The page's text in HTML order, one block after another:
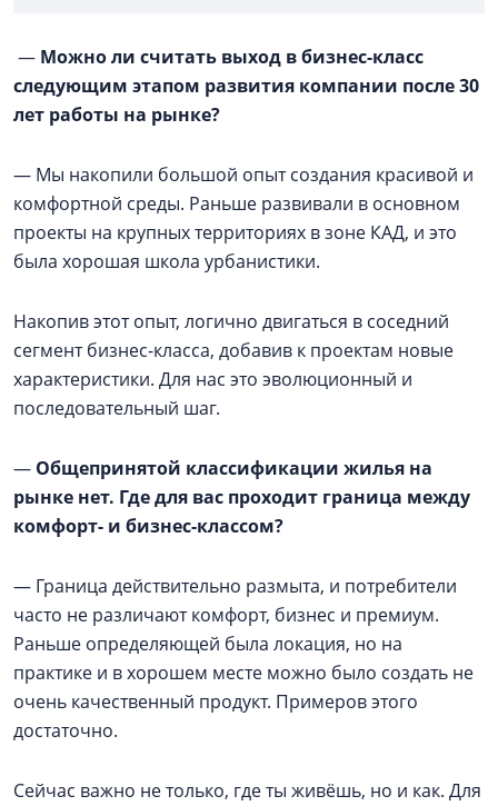
— Можно ли считать выход в бизнес-класс
следующим этапом развития компании после 30
лет работы на рынке?
— Мы накопили большой опыт создания красивой и
комфортной среды. Раньше развивали в основном
проекты на крупных территориях в зоне КАД, и это
была хорошая школа урбанистики.
Накопив этот опыт, логично двигаться в соседний
сегмент бизнес-класса, добавив к проектам новые
характеристики. Для нас это эволюционный и
последовательный шаг.
— Общепринятой классификации жилья на
рынке нет. Где для вас проходит граница между
комфорт- и бизнес-классом?
— Граница действительно размыта, и потребители
часто не различают комфорт, бизнес и премиум.
Раньше определяющей была локация, но на
практике и в хорошем месте можно было создать не
очень качественный продукт. Примеров этого
достаточно.
Сейчас важно не только, где ты живёшь, но и как. Для